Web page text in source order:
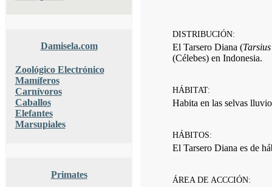
Damisela.com
Zoológico Electrónico
Mamíferos
Carnívoros
Caballos
Elefantes
Marsupiales
Primates
DISTRIBUCIÓN:
El Tarsero Diana (
(Célebes) en Indonesia.
HÁBITAT:
Habita en las selvas
HÁBITOS:
El Tarsero Diana es de
ÁREA DE ACCCIÓN: